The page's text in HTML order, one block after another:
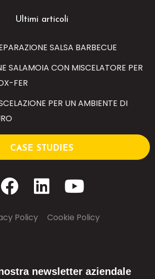
Ultimi articoli
SALSA BARBECUE
SALAMOIA CON MISCELATORE PER
FER
PER UN AMBIENTE DI
CASE STUDIES
Policy Cookie Policy
newsletter aziendale